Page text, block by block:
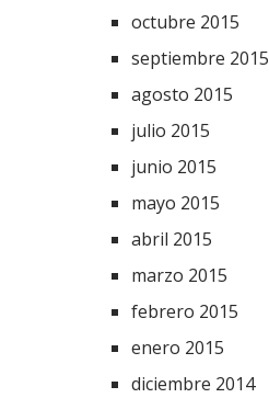
octubre 2015
septiembre 2015
agosto 2015
julio 2015
junio 2015
mayo 2015
abril 2015
marzo 2015
febrero 2015
enero 2015
diciembre 2014